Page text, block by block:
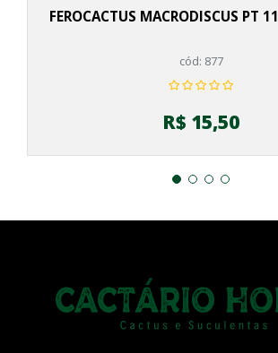
FEROCACTUS MACRODISCUS PT 11
cód: 877
R$ 15,50